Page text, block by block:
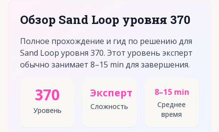
Обзор Sand Loop уровня 370
Полное прохождение и гид по решению для
Sand Loop уровня 370. Этот уровень эксперт
обычно занимает 8–15 min для завершения.
370
Уровень
Эксперт
Сложность
8–15 min
Среднее
время